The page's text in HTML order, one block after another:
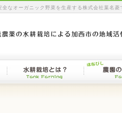
なオーガニック野菜を生産する株式会社葉名